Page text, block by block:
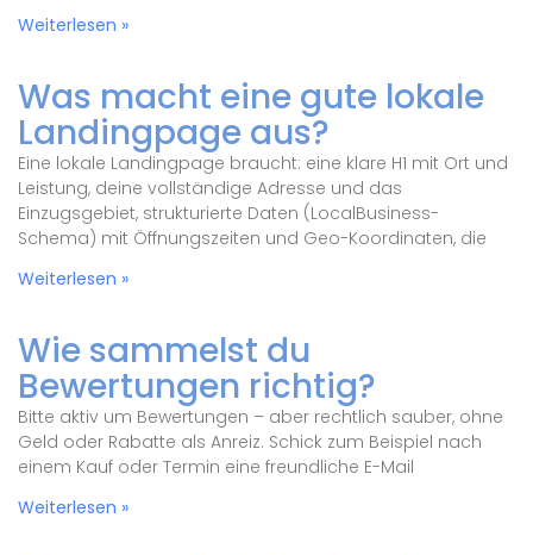
Weiterlesen »
Was macht eine gute lokale
Landingpage aus?
Eine lokale Landingpage braucht: eine klare H1 mit Ort und
Leistung, deine vollständige Adresse und das
Einzugsgebiet, strukturierte Daten (LocalBusiness-
Schema) mit Öffnungszeiten und Geo-Koordinaten, die
Weiterlesen »
Wie sammelst du
Bewertungen richtig?
Bitte aktiv um Bewertungen – aber rechtlich sauber, ohne
Geld oder Rabatte als Anreiz. Schick zum Beispiel nach
einem Kauf oder Termin eine freundliche E-Mail
Weiterlesen »